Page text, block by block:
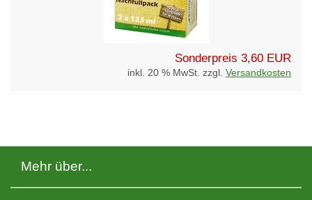
Sonderpreis 3,60 EUR
inkl. 20 % MwSt. zzgl. Versandkosten
Mehr über...